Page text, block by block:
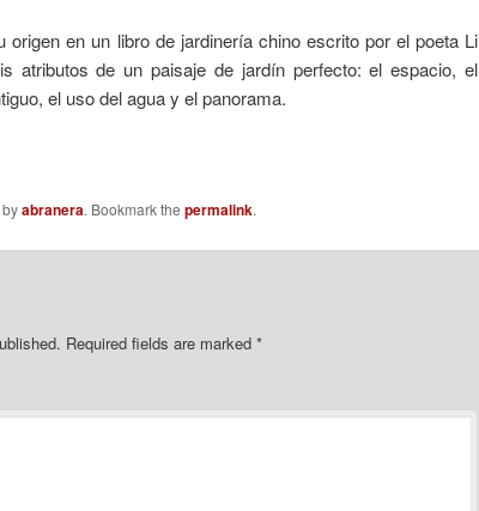
origen en un libro de jardinería chino escrito por el poeta Li
atributos de un paisaje de jardín perfecto: el espacio, el
el uso del agua y el panorama.
abranera. Bookmark the permalink.
Required fields are marked *